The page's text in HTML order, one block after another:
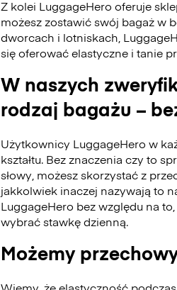
Z kolei LuggageHero oferuje
możesz zostawić swój bagaż w
dworcach i lotniskach,
się oferować elastyczne i tanie
W naszych
rodzaj bagażu –
Użytkownicy LuggageHero w
kształtu. Bez znaczenia czy to
słowy, możesz skorzystać z
jakkolwiek inaczej nazywają to
LuggageHero bez względu na
wybrać stawkę dzienną.
Możemy